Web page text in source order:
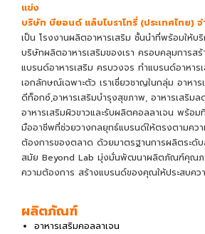
แข่ง
บริษัท บียอนด์ แล็บโบราโทรี่ (ประเทศไทย)
เป็น โรงงานผลิตอาหารเสริม ชั้นนำที่พร้อมให้บริ
บริษัทผลิตอาหารเสริมของเรา ครอบคลุมการสร้
แบรนด์อาหารเสริม ครบวงจร ทำแบรนด์อาหาร
เอกลักษณ์เฉพาะตัว เราเชี่ยวชาญในกลุ่ม อาหาร
ดีท็อกซ์,อาหารเสริมบำรุงสุขภาพ, อาหารเสริมล
อาหารเสริมผิวขาวและรับผลิตคอลลาเจน พร้อม
มืออาชีพที่ช่วยวางกลยุทธ์แบรนด์ให้ตรงตามคว
ต้องการของตลาด ด้วยมาตรฐานการผลิตระดับ
สมัย Beyond Lab มุ่งมั่นพัฒนาผลิตภัณฑ์คุณภ
ความต้องการ สร้างแบรนด์ของคุณให้ประสบคว
ผลิตภัณฑ์
อาหารเสริมคอลลาเจน